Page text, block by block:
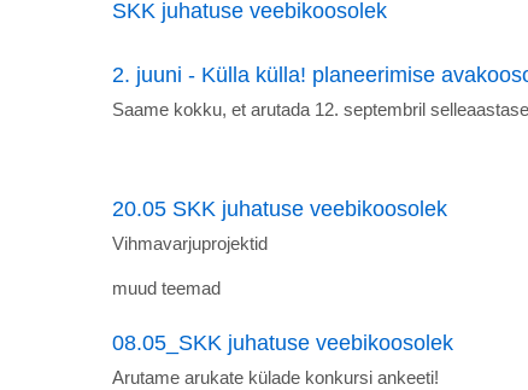
SKK juhatuse veebikoosolek
2. juuni - Külla külla! planeerimise
Saame kokku, et arutada 12. septembril
20.05 SKK juhatuse veebikoosolek
Vihmavarjuprojektid
muud teemad
08.05_SKK juhatuse veebikoosolek
Arutame arukate külade konkursi ankeeti!